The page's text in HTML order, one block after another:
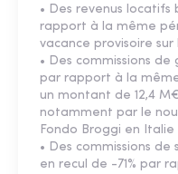
• Des revenus locatifs
rapport à la même
vacance provisoire sur
• Des commissions de
par rapport à la
un montant de 12,4
notamment par le
Fondo Broggi en Italie
• Des commissions de
en recul de -71% par